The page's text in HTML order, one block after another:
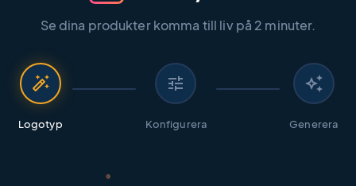
Se dina produkter komma till liv på 2 minuter.
auto_fix_high
Logotyp
tune
Konfigurera
auto_awesome
Generera